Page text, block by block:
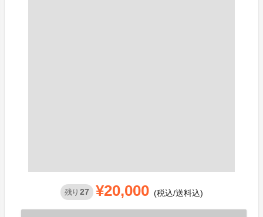
残り 27 ¥20,000 (税込/送料込)